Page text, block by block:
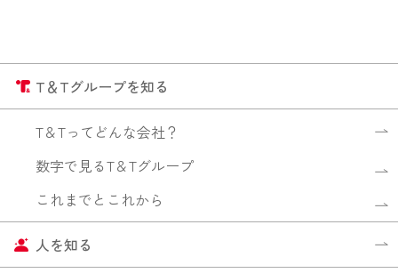
T＆Tグループを知る
T＆Tってどんな会社？
数字で見るT＆Tグループ
これまでとこれから
人を知る